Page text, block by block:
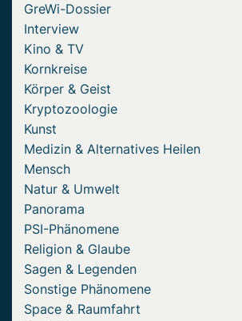
GreWi-Dossier
Interview
Kino & TV
Kornkreise
Körper & Geist
Kryptozoologie
Kunst
Medizin & Alternatives Heilen
Mensch
Natur & Umwelt
Panorama
PSI-Phänomene
Religion & Glaube
Sagen & Legenden
Sonstige Phänomene
Space & Raumfahrt